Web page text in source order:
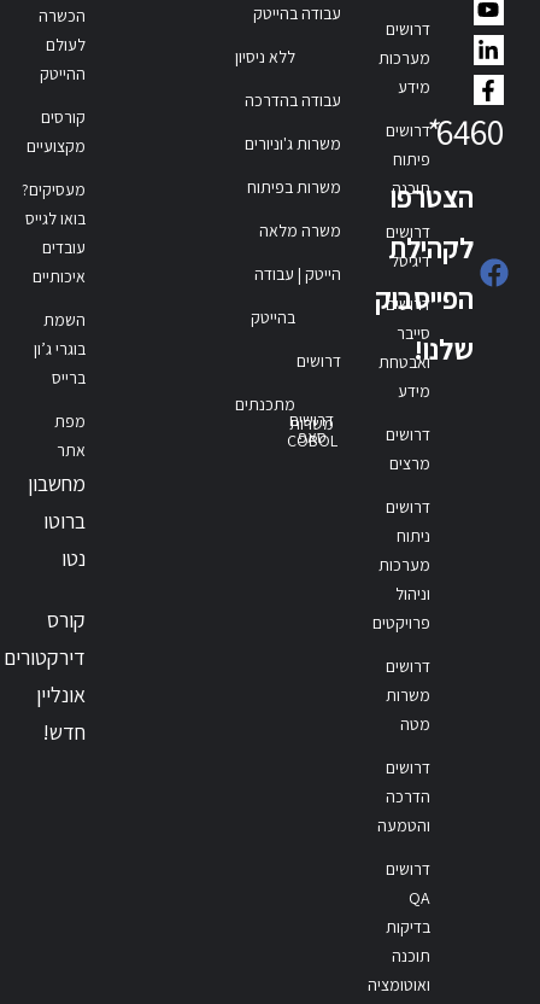
6460
*
הצטרפו
לקהילת
הפייסבוק
שלנו!
דרושים
מערכות
מידע
דרושים
פיתוח
תוכנה
דרושים
דיגיטל
דרושים
סייבר
ואבטחת
מידע
דרושים
מרצים
דרושים
ניתוח
מערכות
וניהול
פרויקטים
דרושים
משרות
מטה
דרושים
הדרכה
והטמעה
דרושים
QA
בדיקות
תוכנה
ואוטומציה
עבודה בהייטק
ללא ניסיון
עבודה בהדרכה
משרות ג'וניורים
משרות בפיתוח
משרה מלאה
הייטק | עבודה
בהייטק
דרושים
מתכנתים
דרושים
סאפ
משרות
COBOL
הכשרה
לעולם
ההייטק
קורסים
מקצועיים
מעסיקים?
בואו לגייס
עובדים
איכותיים
השמת
בוגרי ג’ון
ברייס
מפת
אתר
מחשבון
ברוטו
נטו
קורס
דירקטורים
אונליין
חדש!